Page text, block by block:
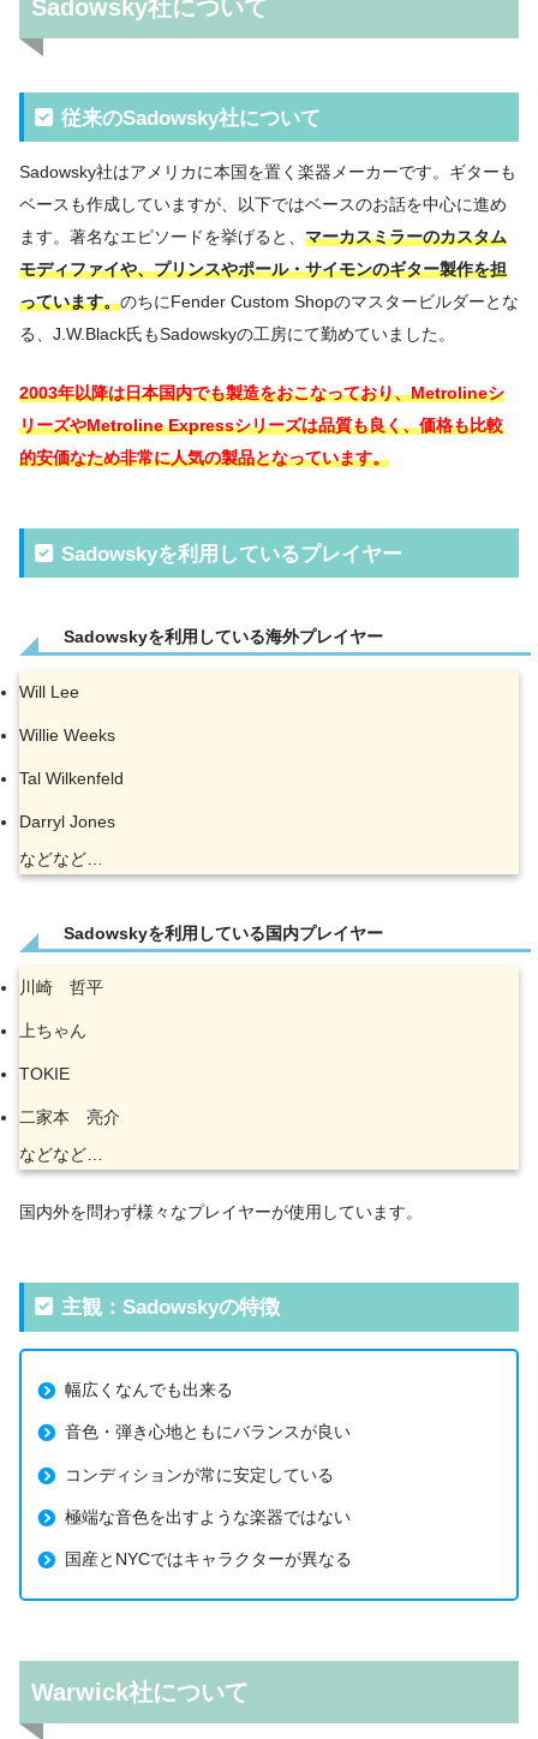
Sadowsky社について
従来のSadowsky社について
Sadowsky社はアメリカに本国を置く楽器メーカーです。ギターも
ベースも作成していますが、以下ではベースのお話を中心に進め
ます。著名なエピソードを挙げると、 マーカスミラーのカスタム
モディファイや、プリンスやポール・サイモンのギター製作を担
っています。のちにFender Custom Shopのマスタービルダーとな
る、J.W.Black氏もSadowskyの工房にて勤めていました。
2003年以降は日本国内でも製造をおこなっており、Metrolineシ
リーズやMetroline Expressシリーズは品質も良く、価格も比較
的安価なため非常に人気の製品となっています。
Sadowskyを利用しているプレイヤー
Sadowskyを利用している海外プレイヤー
Will Lee
Willie Weeks
Tal Wilkenfeld
Darryl Jones
などなど…
Sadowskyを利用している国内プレイヤー
川崎 哲平
上ちゃん
TOKIE
二家本 亮介
などなど…
国内外を問わず様々なプレイヤーが使用しています。
主観：Sadowskyの特徴
幅広くなんでも出来る
音色・弾き心地ともにバランスが良い
コンディションが常に安定している
極端な音色を出すような楽器ではない
国産とNYCではキャラクターが異なる
Warwick社について